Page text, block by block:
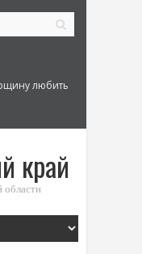
любить
край
области